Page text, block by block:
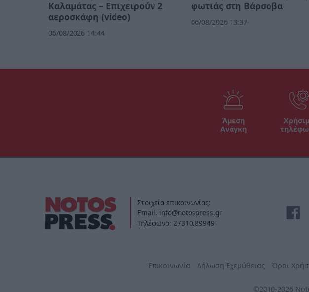
Καλαμάτας – Επιχειρούν 2
αεροσκάφη (video)
06/08/2026 14:44
φωτιάς στη Βάρσοβα
06/08/2026 13:37
Άμεση
Ανάγκη
Στοιχεία επικοινωνίας:
Email. info@notospress.gr
Τηλέφωνο: 27310.89949
Επικοινωνία Δήλωση Εχεμύθειας Όροι
©2010-2026